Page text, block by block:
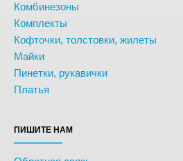
Комбинезоны
Комплекты
Кофточки, толстовки, жилеты
Майки
Пинетки, рукавички
Платья
ПИШИТЕ НАМ